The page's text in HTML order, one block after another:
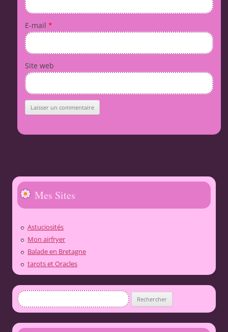
E-mail *
Site web
Mes Sites
Astuciosités
Mon airfryer
Balade en Bretagne
tarots et Oracles
Rechercher :